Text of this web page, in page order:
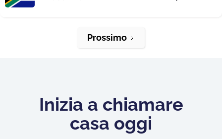
Prossimo
Inizia a chiamare
casa oggi